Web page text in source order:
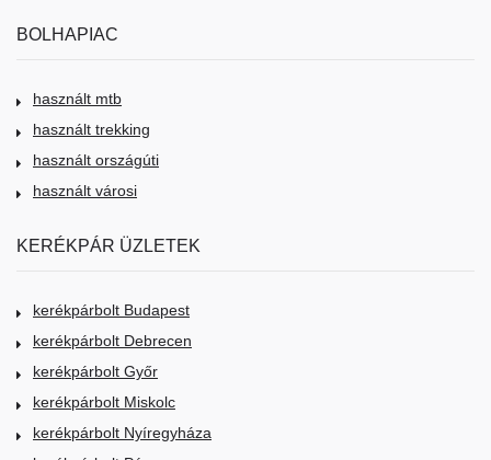
BOLHAPIAC
használt mtb
használt trekking
használt országúti
használt városi
KERÉKPÁR ÜZLETEK
kerékpárbolt Budapest
kerékpárbolt Debrecen
kerékpárbolt Győr
kerékpárbolt Miskolc
kerékpárbolt Nyíregyháza